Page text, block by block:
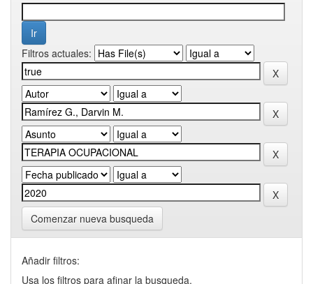
Filtros actuales:
Comenzar nueva busqueda
Añadir filtros:
Usa los filtros para afinar la busqueda.